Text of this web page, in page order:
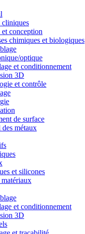
cliniques
et conception
chimiques et biologiques
optique
et conditionnement
3D
et contrôle
de surface
métaux
et silicones
et conditionnement
3D